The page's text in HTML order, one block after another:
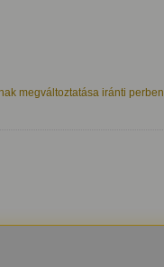
megváltoztatása iránti perben